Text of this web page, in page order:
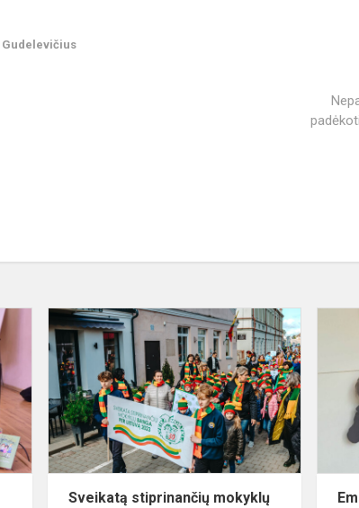
Konferencija
,,Skaityti
madinga?”
Sveikatą
mokyklų
banga
Sveikatą stiprinančių mokyklų